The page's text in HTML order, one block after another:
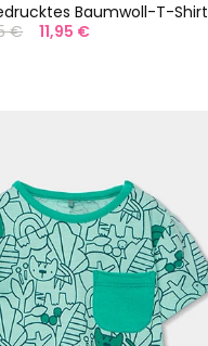
Baumwoll-T-Shirt
€ 11,95 €